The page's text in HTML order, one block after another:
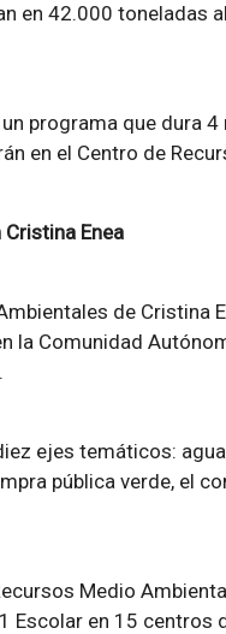
en 42.000 toneladas
programa que dura
en el Centro de
Enea
de Cristina
la Comunidad
ejes temáticos:
pública verde, el
Medio
Escolar en 15 centros